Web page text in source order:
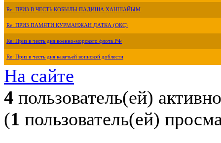
Re: ПРИЗ В ЧЕСТЬ КОБЫЛЫ ПАДИША ХАНШАЙЫМ
Re: ПРИЗ ПАМЯТИ КУРМАНЖАН ДАТКА (ОКС)
Re: Приз в честь дня военно-морского флота РФ
Re: Приз в честь дня казачьей воинской доблести
На сайте
4 пользователь(ей) активно
(1 пользователь(ей)